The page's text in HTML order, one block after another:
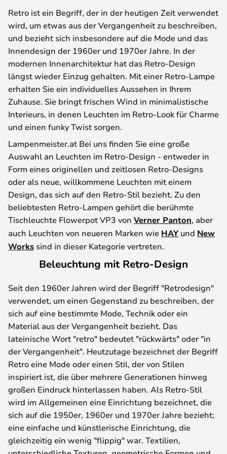
Retro ist ein Begriff, der in der heutigen Zeit verwendet
wird, um etwas aus der Vergangenheit zu beschreiben,
und bezieht sich insbesondere auf die Mode und das
Innendesign der 1960er und 1970er Jahre. In der
modernen Innenarchitektur hat das Retro-Design
längst wieder Einzug gehalten. Mit einer Retro-Lampe
erhalten Sie ein individuelles Aussehen in Ihrem
Zuhause. Sie bringt frischen Wind in minimalistische
Interieurs, in denen Leuchten im Retro-Look für Charme
und einen funky Twist sorgen.
Lampenmeister.at Bei uns finden Sie eine große
Auswahl an Leuchten im Retro-Design - entweder in
Form eines originellen und zeitlosen Retro-Designs
oder als neue, willkommene Leuchten mit einem
Design, das sich auf den Retro-Stil bezieht. Zu den
beliebtesten Retro-Lampen gehört die berühmte
Tischleuchte Flowerpot VP3 von Verner Panton, aber
auch Leuchten von neueren Marken wie HAY und New
Works sind in dieser Kategorie vertreten.
Beleuchtung mit Retro-Design
Seit den 1960er Jahren wird der Begriff "Retrodesign"
verwendet, um einen Gegenstand zu beschreiben, der
sich auf eine bestimmte Mode, Technik oder ein
Material aus der Vergangenheit bezieht. Das
lateinische Wort "retro" bedeutet "rückwärts" oder "in
der Vergangenheit". Heutzutage bezeichnet der Begriff
Retro eine Mode oder einen Stil, der von Stilen
inspiriert ist, die über mehrere Generationen hinweg
großen Eindruck hinterlassen haben. Als Retro-Stil
wird im Allgemeinen eine Einrichtung bezeichnet, die
sich auf die 1950er, 1960er und 1970er Jahre bezieht;
eine einfache und künstlerische Einrichtung, die
gleichzeitig ein wenig "flippig" war. Textilien,